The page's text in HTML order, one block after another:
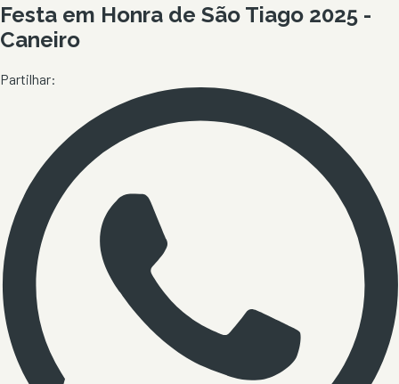
Festa em Honra de São Tiago 2025 -
Caneiro
Partilhar: